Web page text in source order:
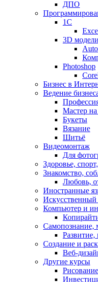
ДПО
1С
3D
Photoshop
Бизнес в
Ведение
Мастер на
Букеты
Вязание
Шитьё
Видеомонтаж
Для
Здоровье,
Знакомство,
Любовь,
Иностранные
Искусственный
Компьютер и
Самопознание,
Развитие,
Создание и
Веб-
Другие курсы
Рисование